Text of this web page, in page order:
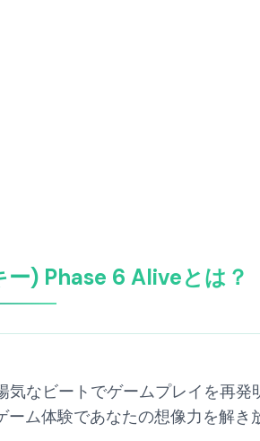
) Phase 6 Aliveとは？
なビートでゲームプレイを再
ム体験であなたの想像力を解